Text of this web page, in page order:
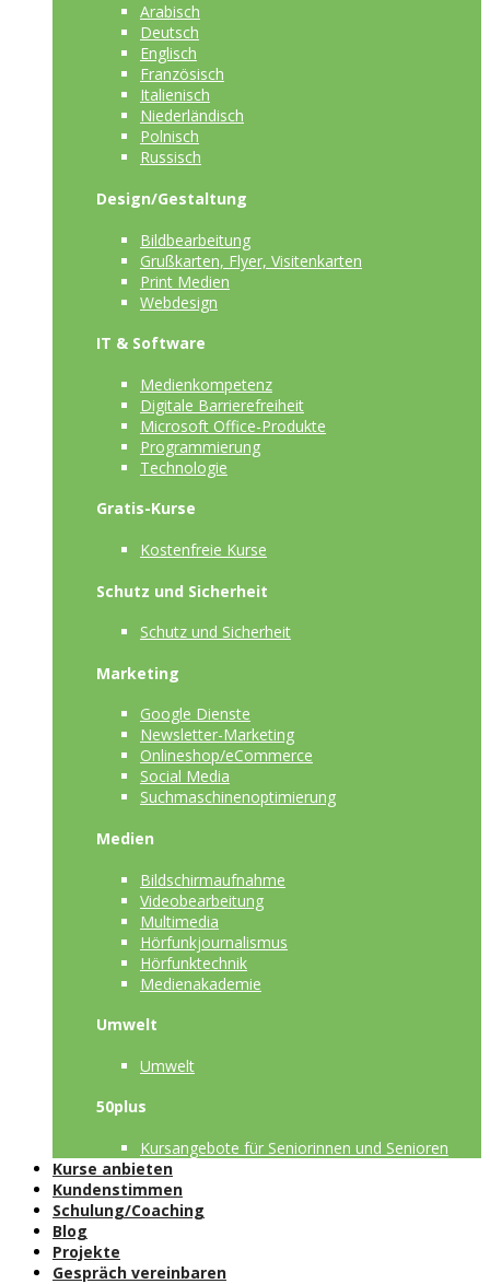
Arabisch
Deutsch
Englisch
Französisch
Italienisch
Niederländisch
Polnisch
Russisch
Design/Gestaltung
Bildbearbeitung
Grußkarten, Flyer, Visitenkarten
Print Medien
Webdesign
IT & Software
Medienkompetenz
Digitale Barrierefreiheit
Microsoft Office-Produkte
Programmierung
Technologie
Gratis-Kurse
Kostenfreie Kurse
Schutz und Sicherheit
Schutz und Sicherheit
Marketing
Google Dienste
Newsletter-Marketing
Onlineshop/eCommerce
Social Media
Suchmaschinenoptimierung
Medien
Bildschirmaufnahme
Videobearbeitung
Multimedia
Hörfunkjournalismus
Hörfunktechnik
Medienakademie
Umwelt
Umwelt
50plus
Kursangebote für Seniorinnen und Senioren
Kurse anbieten
Kundenstimmen
Schulung/Coaching
Blog
Projekte
Gespräch vereinbaren